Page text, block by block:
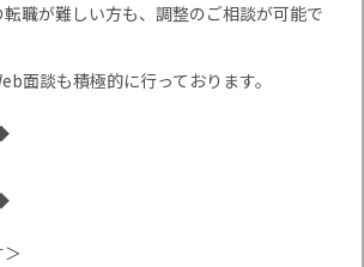
職が難しい方も、調整のご相談が可能で
面談も積極的に行っております。